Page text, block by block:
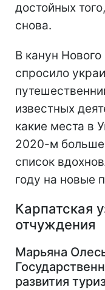
достойных
снова.
В канун
спросило
известных
какие места в
2020-м больше
список
году на новые
Карпатская
отчуждения
Марьяна
развития